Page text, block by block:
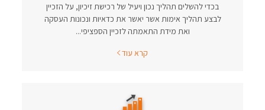
בכדי להשלים תהליך נכון ויעיל של רכישת זיכיון, על הזכיין
לבצע תהליך אימות אשר יאשר את כדאיות ונכונות העסקה
ואת מידת התאמתה לזכיין הספציפי...
קרא עוד